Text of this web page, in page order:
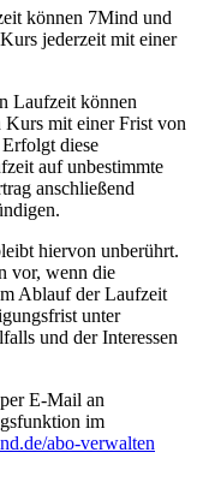
können 7Mind und
jederzeit mit einer
Laufzeit können
Kurs mit einer Frist von
diese
auf unbestimmte
anschließend
hiervon unberührt.
vor, wenn die
Ablauf der Laufzeit
unter
und der Interessen
E-Mail an
im
abo-verwalten